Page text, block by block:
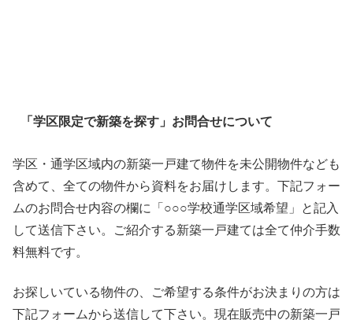
「学区限定で新築を探す」お問合せについて
学区・通学区域内の新築一戸建て物件を未公開物件なども
含めて、全ての物件から資料をお届けします。下記フォー
ムのお問合せ内容の欄に「○○○学校通学区域希望」と記入
して送信下さい。ご紹介する新築一戸建ては全て仲介手数
料無料です。
お探しいている物件の、ご希望する条件がお決まりの方は
下記フォームから送信して下さい。現在販売中の新築一戸